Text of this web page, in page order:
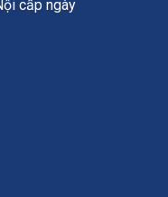
cấp ngày